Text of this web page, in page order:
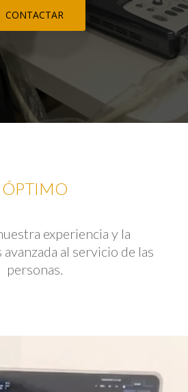
CONTACTAR
ÓPTIMO
experiencia y la
al servicio de las
personas.